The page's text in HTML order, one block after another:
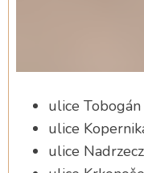
ulice
ulice
ulice